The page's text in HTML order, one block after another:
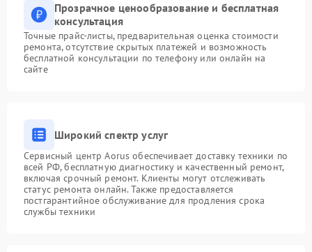
Прозрачное ценообразование и бесплатная
консультация
Точные прайс-листы, предварительная оценка стоимости
ремонта, отсутствие скрытых платежей и возможность
бесплатной консультации по телефону или онлайн на
сайте
Широкий спектр услуг
Сервисный центр Aorus обеспечивает доставку техники по
всей РФ, бесплатную диагностику и качественный ремонт,
включая срочный ремонт. Клиенты могут отслеживать
статус ремонта онлайн. Также предоставляется
постгарантийное обслуживание для продления срока
службы техники